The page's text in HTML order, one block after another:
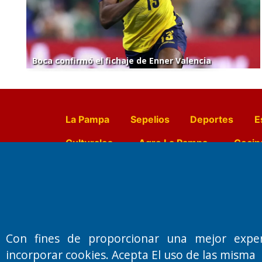
Boca confirmó el fichaje de Enner Valencia
La Pampa Sepelios Deportes
Culturales
Agro La Pampa
Fundado por el
Doctor Antonio
Primera edición: Domingo 3 de
Miembro de ADIRA,ADEPA y CPPAL
Con fines de proporcionar una mejor
incorporar cookies. Acepta El uso de las misma